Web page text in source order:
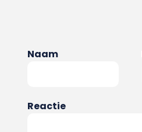
Naam
Reactie